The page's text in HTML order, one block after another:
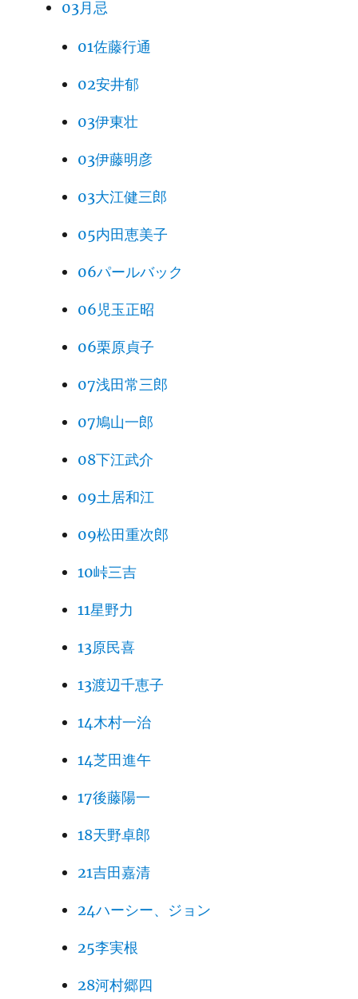
03月忌
01佐藤行通
02安井郁
03伊東壮
03伊藤明彦
03大江健三郎
05内田恵美子
06パールバック
06児玉正昭
06栗原貞子
07浅田常三郎
07鳩山一郎
08下江武介
09土居和江
09松田重次郎
10峠三吉
11星野力
13原民喜
13渡辺千恵子
14木村一治
14芝田進午
17後藤陽一
18天野卓郎
21吉田嘉清
24ハーシー、ジョン
25李実根
28河村郷四